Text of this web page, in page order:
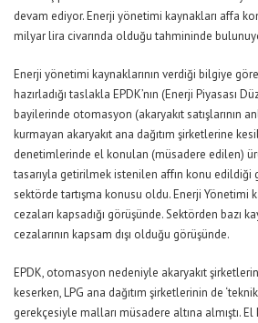
devam ediyor. Enerji yönetimi kaynakları affa
milyar lira civarında olduğu tahmininde
Enerji yönetimi kaynaklarının verdiği bilgiye göre,
hazırladığı taslakla EPDK’nın (Enerji Piyasası
bayilerinde otomasyon (akaryakıt satışlarının
kurmayan akaryakıt ana dağıtım şirketlerine
denetimlerinde el konulan (müsadere edilen)
tasarıyla getirilmek istenilen affın konu edildiği
sektörde tartışma konusu oldu. Enerji Yönetimi
cezaları kapsadığı görüşünde. Sektörden bazı
cezalarının kapsam dışı olduğu görüşünde.
EPDK, otomasyon nedeniyle akaryakıt
keserken, LPG ana dağıtım şirketlerinin de
gerekçesiyle malları müsadere altına almıştı.